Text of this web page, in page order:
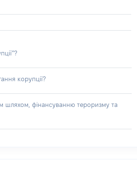
корупції?
шляхом, фінансуванню тероризму та